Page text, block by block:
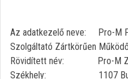
Bejelentkezés
Intézményi felfedezés
Az adatkezelő neve: Pro-M
Szolgáltató Zártkörűen
Rövidített név: Pro-M
Székhely: 1107